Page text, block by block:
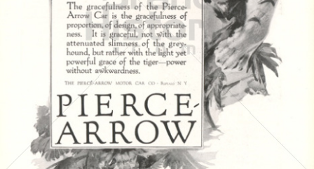
THE PIERCE-ARROW MOTOR CAR CO.
Pierce Motor Car Company
1917